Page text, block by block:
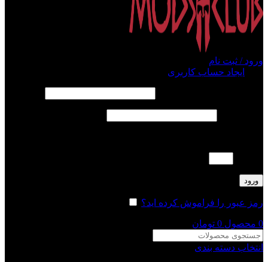
ورود / ثبت نام
ایجاد حساب کاربری
ورود
رمز عبور را فراموش کرده اید؟
0 محصول 0 تومان
انتخاب دسته بندی